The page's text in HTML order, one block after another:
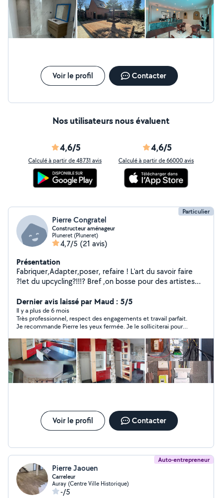
Voir le profil Contacter
Nos utilisateurs nous évaluent
4,6/5
Calculé à partir de 48731 avis
4,6/5
Calculé à partir de 66000 avis
Particulier
Pierre Congratel
Constructeur aménageur
Pluneret (Pluneret)
4,7/5 (21 avis)
Présentation
Fabriquer,Adapter,poser, refaire ! L'art du savoir faire
?!et du upcycling?!!!? Bref ,on bosse pour des artistes
Et que de la qualité ! Rien n'est impossible ! Tout est
réalisable ! Mais on bosse pas pour rien ! Donc ceux qui
en veulent trop pour rien, Et ben,... abstenez vous!!! &
On viendra pas ,... Pour le plaisir !!!! Sinon les autres,
connectez nous pour le plaisir de Vous réalisez de belles
choses ! A charges ,.,.de bonnes entendeurs!!!!
sinon,...vous inquiétez pas, J'ai un métier à côté ! Mais
,Je peux faire bucheron aussi !
Dernier avis laissé par Maud : 5/5
Il y a plus de 6 mois
Très professionnel, respect des engagements et travail parfait.
Je recommande Pierre les yeux fermée. Je le solliciterai pour
Voir le profil Contacter
Auto-entrepreneur
Pierre Jaouen
Carreleur
Auray (Centre Ville Historique)
-/5